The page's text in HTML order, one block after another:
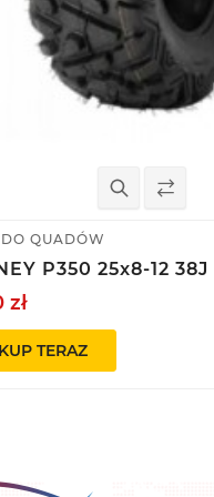
QUADÓW
P350 25x8-12 38J
zł
KUP TERAZ